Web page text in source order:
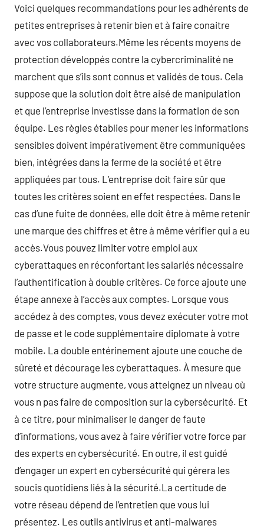
Voici quelques recommandations pour les adhérents de
petites entreprises à retenir bien et à faire conaitre
avec vos collaborateurs.Même les récents moyens de
protection développés contre la cybercriminalité ne
marchent que s’ils sont connus et validés de tous. Cela
suppose que la solution doit être aisé de manipulation
et que l’entreprise investisse dans la formation de son
équipe. Les règles établies pour mener les informations
sensibles doivent impérativement être communiquées
bien, intégrées dans la ferme de la société et être
appliquées par tous. L’entreprise doit faire sûr que
toutes les critères soient en effet respectées. Dans le
cas d’une fuite de données, elle doit être à même retenir
une marque des chiffres et être à même vérifier qui a eu
accès.Vous pouvez limiter votre emploi aux
cyberattaques en réconfortant les salariés nécessaire
l’authentification à double critères. Ce force ajoute une
étape annexe à l’accès aux comptes. Lorsque vous
accédez à des comptes, vous devez exécuter votre mot
de passe et le code supplémentaire diplomate à votre
mobile. La double entérinement ajoute une couche de
sûreté et décourage les cyberattaques. À mesure que
votre structure augmente, vous atteignez un niveau où
vous n pas faire de composition sur la cybersécurité. Et
à ce titre, pour minimaliser le danger de faute
d’informations, vous avez à faire vérifier votre force par
des experts en cybersécurité. En outre, il est guidé
d’engager un expert en cybersécurité qui gérera les
soucis quotidiens liés à la sécurité.La certitude de
votre réseau dépend de l’entretien que vous lui
présentez. Les outils antivirus et anti-malwares